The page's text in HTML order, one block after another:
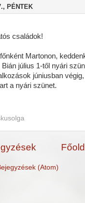
PÉNTEK
családok!
Martonon,
július 1-től nyári
júniusban
a nyári szünet.
(Atom)